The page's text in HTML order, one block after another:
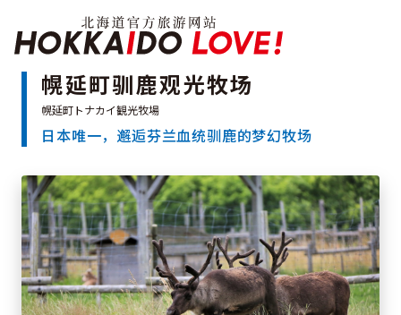
特辑
活动祭典
推荐行程
区域指南
美食
预约
交通
幌延町驯鹿观光牧场
日本唯一，邂逅芬兰血统驯鹿的梦幻牧场